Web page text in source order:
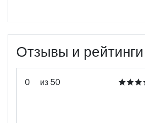
Отзывы и рейтинги
0 из 50